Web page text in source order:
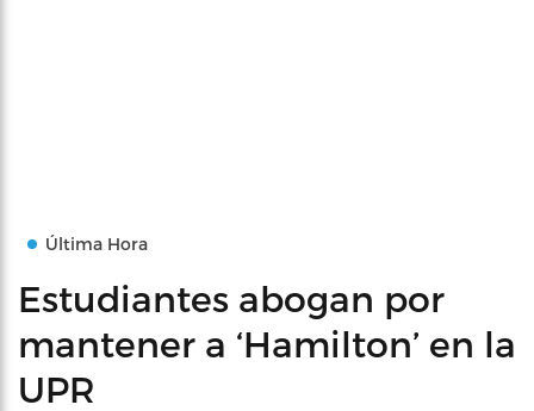
Última Hora
Estudiantes abogan por
mantener a ‘Hamilton’ en la
UPR